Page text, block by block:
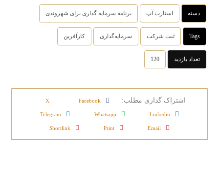
دسته استارت آپ برنامه سرمایه گذاری برای شهروندی
Tags ثبت شرکت سرمایه‌گذاری کار‌‌‌‌آفرین
تعداد بازدید 120
Facebook
X
Linkedin
Whatsapp
Telegram
Email
Print
Shortlink